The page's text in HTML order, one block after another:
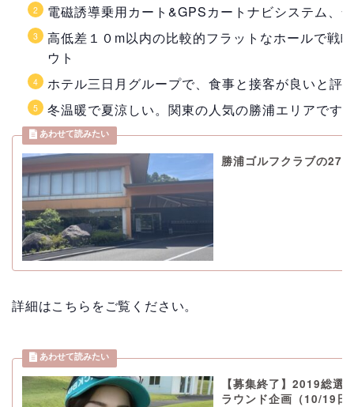
電磁誘導乗用カート&GPSカートナビシステム、
高低差１０m以内の比較的フラットなホールで戦
ウト
ホテル三日月グループで、食事と接客が良いと評
冬温暖で夏涼しい。関東の人気の勝浦エリアです
勝浦ゴルフクラブの27
詳細はこちらをご覧ください。
【募集終了】2019総選
ラウンド企画（10/19日